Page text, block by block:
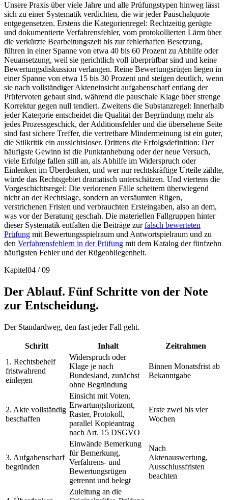
Unsere Praxis über viele Jahre und alle Prüfungstypen hinweg lässt
sich zu einer Systematik verdichten, die wir jeder Pauschalquote
entgegensetzen. Erstens die Kategorienregel: Rechtzeitig gerügte
und dokumentierte Verfahrensfehler, vom protokollierten Lärm über
die verkürzte Bearbeitungszeit bis zur fehlerhaften Besetzung,
führen in einer Spanne von etwa 40 bis 60 Prozent zu Abhilfe oder
Neuansetzung, weil sie gerichtlich voll überprüfbar sind und keine
Bewertungsdiskussion verlangen. Reine Bewertungsrügen liegen in
einer Spanne von etwa 15 bis 30 Prozent und steigen deutlich, wenn
sie nach vollständiger Akteneinsicht aufgabenscharf entlang der
Prüfervoten gebaut sind, während die pauschale Klage über strenge
Korrektur gegen null tendiert. Zweitens die Substanzregel: Innerhalb
jeder Kategorie entscheidet die Qualität der Begründung mehr als
jedes Prozessgeschick, der Additionsfehler und die übersehene Seite
sind fast sichere Treffer, die vertretbare Mindermeinung ist ein guter,
die Stilkritik ein aussichtsloser. Drittens die Erfolgsdefinition: Der
häufigste Gewinn ist die Punktanhebung oder der neue Versuch,
viele Erfolge fallen still an, als Abhilfe im Widerspruch oder
Einlenken im Überdenken, und wer nur rechtskräftige Urteile zählte,
würde das Rechtsgebiet dramatisch unterschätzen. Und viertens die
Vorgeschichtsregel: Die verlorenen Fälle scheitern überwiegend
nicht an der Rechtslage, sondern an versäumten Rügen,
verstrichenen Fristen und verbrauchten Ersteingaben, also an dem,
was vor der Beratung geschah. Die materiellen Fallgruppen hinter
dieser Systematik entfalten die Beiträge zurfalsch bewerteten
Prüfung mit Bewertungsspielraum und Antwortspielraum und zu
den Verfahrensfehlern in der Prüfung mit dem Katalog der fünfzehn
häufigsten Fehler und der Rügeobliegenheit.
Kapitel04 /09
Der Ablauf. Fünf Schritte von der Note
zur Entscheidung.
Der Standardweg, den fast jeder Fall geht.
Schritt Inhalt
Zeitrahmen
1. Rechtsbehelf
fristwahrend
einlegen
Widerspruch oder
Klage je nach
Bundesland, zunächst
ohne Begründung
Binnen Monatsfrist ab
Bekanntgabe
2. Akte vollständig
beschaffen
Einsicht mit Voten,
Erwartungshorizont,
Raster, Protokoll,
parallel Kopieantrag
nach Art. 15 DSGVO
Erste zwei bis vier
Wochen
3. Aufgabenscharf
begründen
Einwände Bemerkung
für Bemerkung,
Verfahrens- und
Bewertungsrügen
getrennt und belegt
Nach
Aktenauswertung,
Ausschlussfristen
beachten
Zuleitung an die